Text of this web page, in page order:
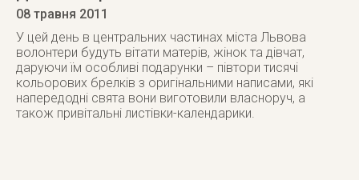
08 травня 2011
У цей день в центральних частинах міста Львова
волонтери будуть вітати матерів, жінок та дівчат,
даруючи їм особливі подарунки – півтори тисячі
кольорових брелків з оригінальними написами, які
напередодні свята вони виготовили власноруч, а
також привітальні листівки-календарики.